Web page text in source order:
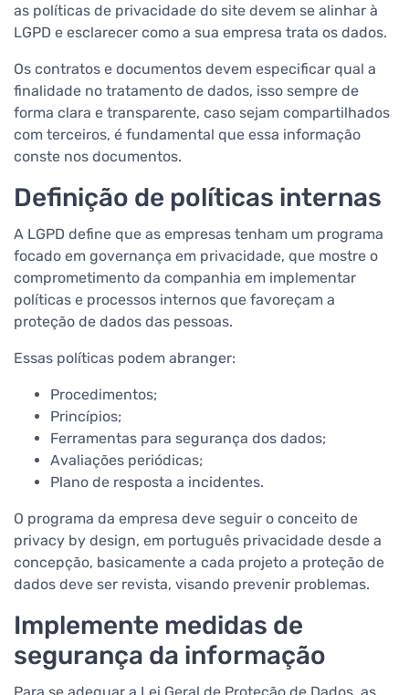
as políticas de privacidade do site devem se alinhar à
LGPD e esclarecer como a sua empresa trata os dados.
Os contratos e documentos devem especificar qual a
finalidade no tratamento de dados, isso sempre de
forma clara e transparente, caso sejam compartilhados
com terceiros, é fundamental que essa informação
conste nos documentos.
Definição de políticas internas
A LGPD define que as empresas tenham um programa
focado em governança em privacidade, que mostre o
comprometimento da companhia em implementar
políticas e processos internos que favoreçam a
proteção de dados das pessoas.
Essas políticas podem abranger:
Procedimentos;
Princípios;
Ferramentas para segurança dos dados;
Avaliações periódicas;
Plano de resposta a incidentes.
O programa da empresa deve seguir o conceito de
privacy by design, em português privacidade desde a
concepção, basicamente a cada projeto a proteção de
dados deve ser revista, visando prevenir problemas.
Implemente medidas de
segurança da informação